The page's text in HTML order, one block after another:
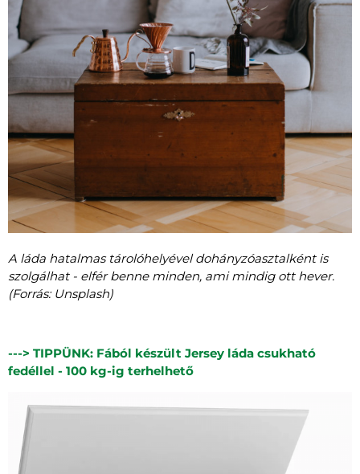
A láda hatalmas tárolóhelyével dohányzóasztalként is
szolgálhat - elfér benne minden, ami mindig ott hever.
(Forrás: Unsplash)
---> TIPPÜNK: Fából készült Jersey láda csukható
fedéllel - 100 kg-ig terhelhető